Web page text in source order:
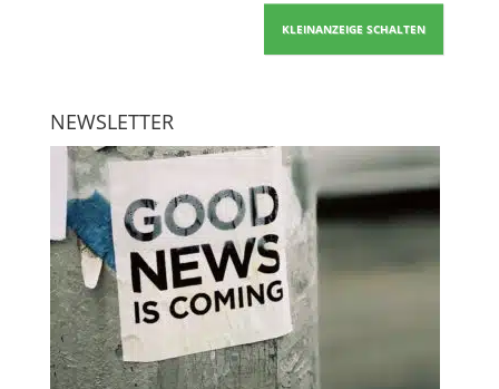
KLEINANZEIGE SCHALTEN
NEWSLETTER